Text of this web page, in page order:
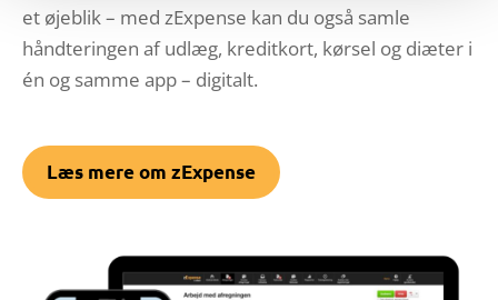
et øjeblik – med zExpense kan du også samle
håndteringen af udlæg, kreditkort, kørsel og diæter i
én og samme app – digitalt.
Læs mere om zExpense